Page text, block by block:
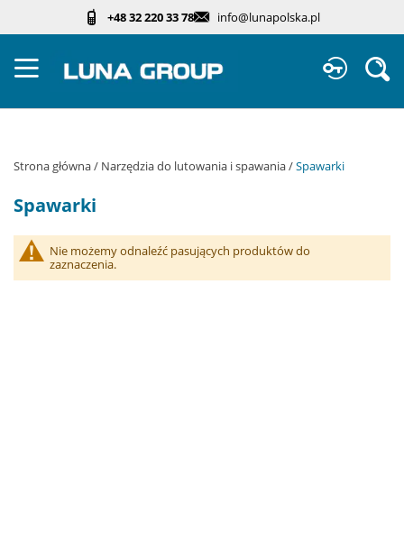
+48 32 220 33 78 info@lunapolska.pl
Strona główna Narzędzia do lutowania i spawania Spawarki
Spawarki
Nie możemy odnaleźć pasujących produktów do
zaznaczenia.